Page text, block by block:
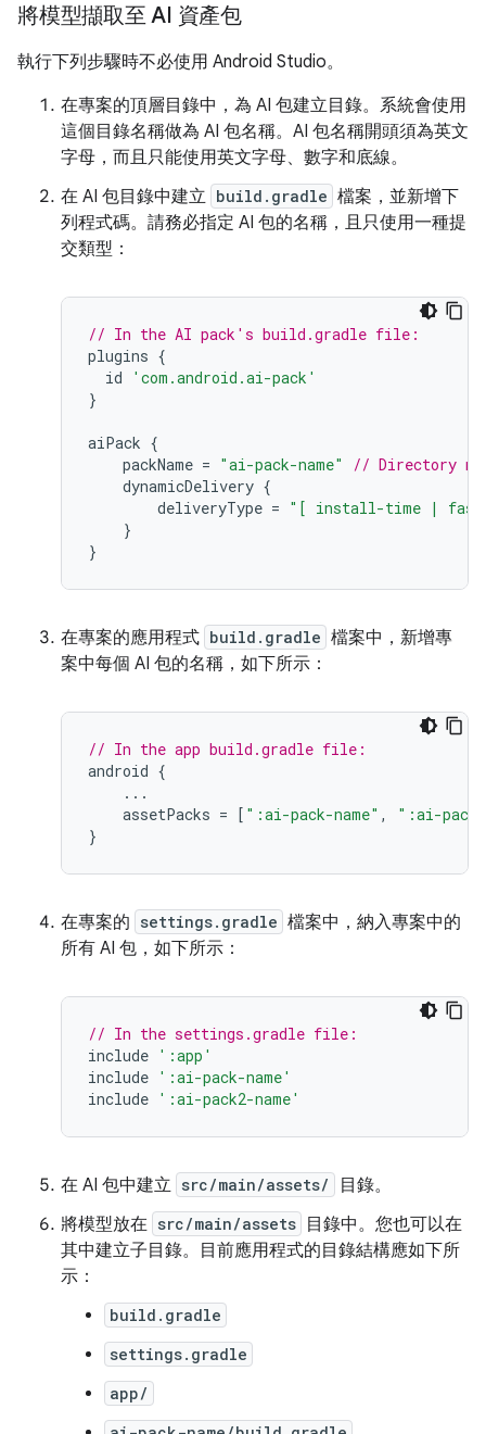
將模型擷取至 AI 資產包
執行下列步驟時不必使用 Android Studio。
在專案的頂層目錄中，為 AI 包建立目錄。系統會使用
這個目錄名稱做為 AI 包名稱。AI 包名稱開頭須為英文
字母，而且只能使用英文字母、數字和底線。
在 AI 包目錄中建立 build.gradle 檔案，並新增下
列程式碼。請務必指定 AI 包的名稱，且只使用一種提
交類型：
// In the AI pack's build.gradle file:
plugins {
id
'com.android.ai-pack'
}
aiPack {
packName = "ai-pack-name"
// Directory
dynamicDelivery {
deliveryType = "[ install-time | fast-
}
}
在專案的應用程式 build.gradle 檔案中，新增專
案中每個 AI 包的名稱，如下所示：
// In the app build.gradle file:
android {
...
assetPacks = [ ":ai-pack-name" ,
":ai-
}
在專案的 settings.gradle 檔案中，納入專案中的
所有 AI 包，如下所示：
// In the settings.gradle file:
include ':app'
include ':ai-pack-name'
include ':ai-pack2-name'
在 AI 包中建立 src/main/assets/
目錄。
將模型放在 src/main/assets
目錄中。您也可以在
其中建立子目錄。目前應用程式的目錄結構應如下所
示：
build.gradle
settings.gradle
app/